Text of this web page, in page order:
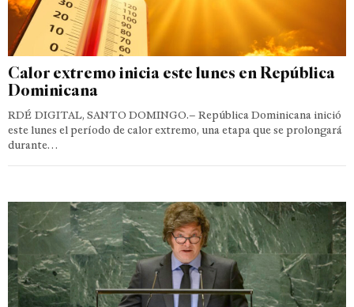
Calor extremo inicia este lunes en República
Dominicana
RDÉ DIGITAL, SANTO DOMINGO.– República Dominicana inició
este lunes el período de calor extremo, una etapa que se prolongará
durante…